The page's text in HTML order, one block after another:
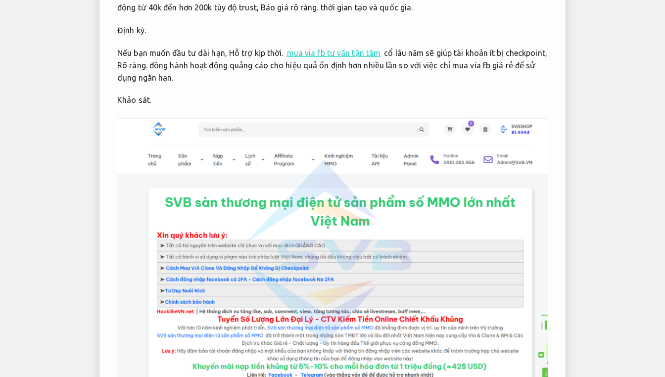
động từ 40k đến hơn 200k tùy độ trust, Báo giá rõ ràng. thời gian tạo và quốc gia.
Định kỳ.
Nếu bạn muốn đầu tư dài hạn, Hỗ trợ kịp thời. mua via fb tư vấn tận tâm cổ lâu năm sẽ giúp tài khoản ít bị checkpoint,
Rõ ràng. đồng hành hoạt động quảng cáo cho hiệu quả ổn định hơn nhiều lần so với việc chỉ mua via fb giá rẻ để sử
dụng ngắn hạn.
Khảo sát.